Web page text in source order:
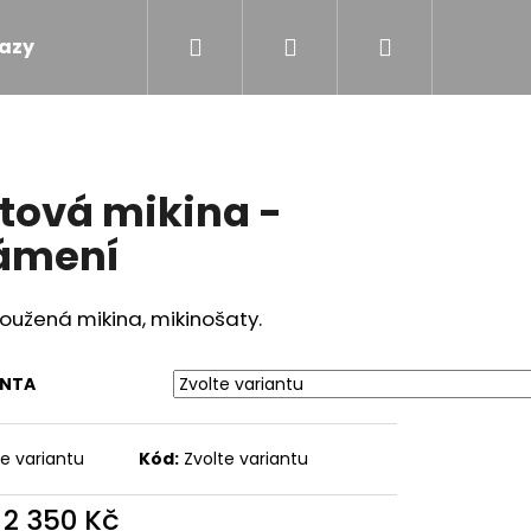
Obchodní podmínky Kontakty
Přihlášení
mikina -
mikina, mikinošaty.
variantu Kód: Zvolte variantu
2 350 Kč
TOULAVÝ BLÁZEN